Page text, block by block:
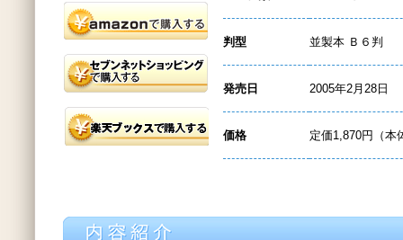
判型 並製本 Ｂ６判
発売日 2005年2月28日
価格 定価1,870円（本